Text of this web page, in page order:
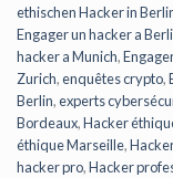
ethischen Hacker in
Engager un hacker a
hacker a Munich,
Zurich,enquêtes crypto,
Berlin,experts
Bordeaux,Hacker
éthique Marseille,
hacker pro,Hacker